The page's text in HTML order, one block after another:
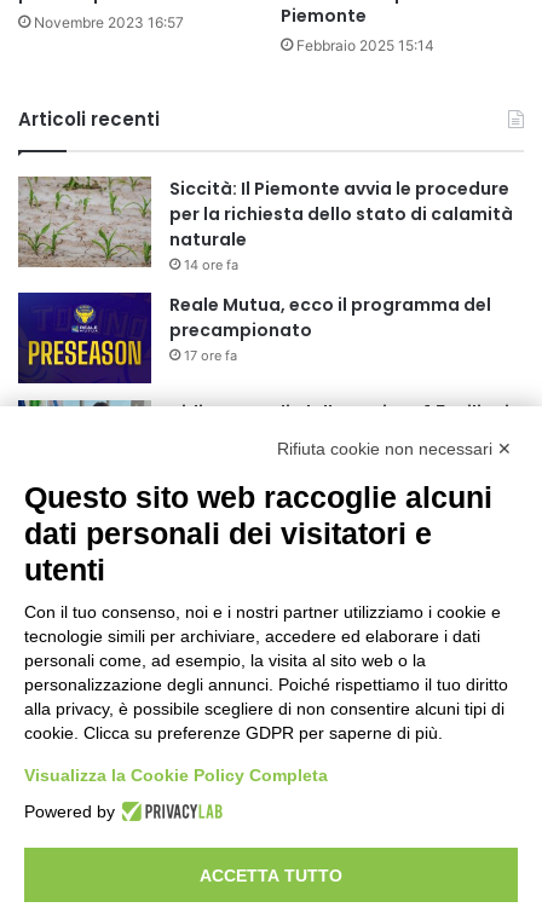
Novembre 2023 16:57
Piemonte
Febbraio 2025 15:14
Articoli recenti
Siccità: Il Piemonte avvia le procedure
per la richiesta dello stato di calamità
naturale
14 ore fa
Reale Mutua, ecco il programma del
precampionato
17 ore fa
Nidi comunali: dalla Regione 1,5 milioni
di euro per ampliare gli orari dei servizi
a parità di tariffa
20 ore fa
Eclissi di Sole del 12 agosto: potenziati i
Sauze d’Oulx: il secondo weekend di
agosto apre la strada al Grande
Ferragosto
21 ore fa
dei ghiacciai del pianeta
22 ore fa
Rifiuta cookie non necessari ✕
Questo sito web raccoglie alcuni
dati personali dei visitatori e
utenti
Con il tuo consenso, noi e i nostri partner utilizziamo i cookie e
tecnologie simili per archiviare, accedere ed elaborare i dati
personali come, ad esempio, la visita al sito web o la
personalizzazione degli annunci. Poiché rispettiamo il tuo diritto
alla privacy, è possibile scegliere di non consentire alcuni tipi di
cookie. Clicca su preferenze GDPR per saperne di più.
Visualizza la Cookie Policy Completa
Powered by
ACCETTA TUTTO